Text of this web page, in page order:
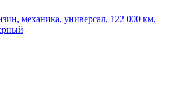
механика, универсал, 122 000 км,